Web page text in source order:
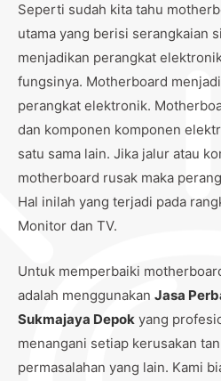
Seperti sudah kita tahu
utama yang berisi serangkaian
menjadikan perangkat
fungsinya. Motherboard
perangkat elektronik.
dan komponen komponen
satu sama lain. Jika jalur atau
motherboard rusak maka
Hal inilah yang terjadi pada
Monitor dan TV.
Untuk memperbaiki
adalah menggunakan Jasa
Sukmajaya Depok yang
menangani setiap kerusakan
permasalahan yang lain. Kami